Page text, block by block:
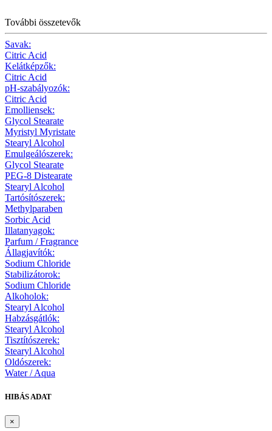
További összetevők
Savak:
Citric Acid
Kelátképzők:
Citric Acid
pH-szabályozók:
Citric Acid
Emolliensek:
Glycol Stearate
Myristyl Myristate
Stearyl Alcohol
Emulgeálószerek:
Glycol Stearate
PEG-8 Distearate
Stearyl Alcohol
Tartósítószerek:
Methylparaben
Sorbic Acid
Illatanyagok:
Parfum / Fragrance
Állagjavítók:
Sodium Chloride
Stabilizátorok:
Sodium Chloride
Alkoholok:
Stearyl Alcohol
Habzásgátlók:
Stearyl Alcohol
Tisztítószerek:
Stearyl Alcohol
Oldószerek:
Water / Aqua
HIBÁS ADAT
×